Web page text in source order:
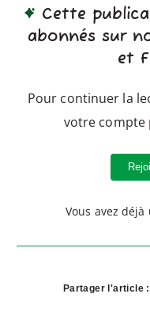
Cette
abonnés sur
et
Pour continuer la
votre compte
Vous avez déjà
Partager l'article :